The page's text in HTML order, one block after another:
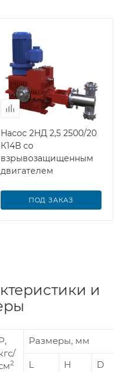
Насос 2НД 2,5 2500/20
К14В со
взрывозащищенным
двигателем
ПОД ЗАКАЗ
и
2
Размеры, мм
L H D